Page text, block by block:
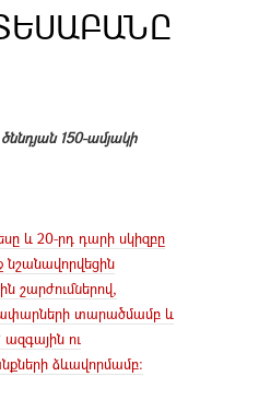
150-ամյակի
և 20-րդ դարի սկիզբը
նշանավորվեցին
շարժումներով,
տարածմամբ և
ու
ձևավորմամբ։